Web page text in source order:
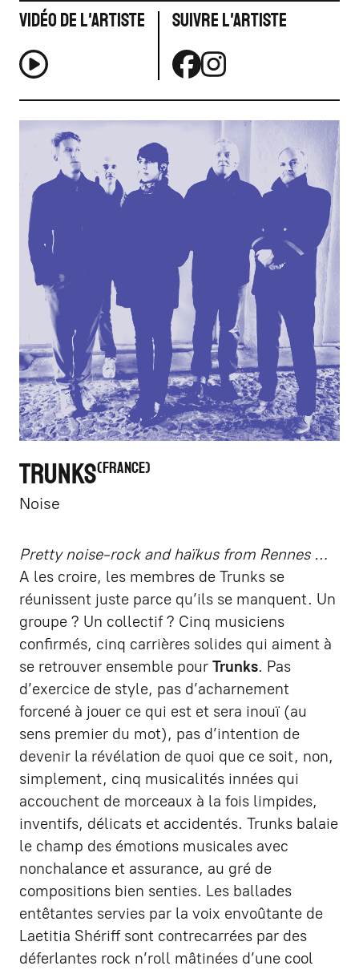
Vidéo de l'artiste Suivre l'artiste
TRUNKS FRANCE
Noise
Pretty noise-rock and haïkus from Rennes …
A les croire, les membres de Trunks se
réunissent juste parce qu’ils se manquent. Un
groupe ? Un collectif ? Cinq musiciens
confirmés, cinq carrières solides qui aiment à
se retrouver ensemble pour Trunks. Pas
d’exercice de style, pas d’acharnement
forcené à jouer ce qui est et sera inouï (au
sens premier du mot), pas d’intention de
devenir la révélation de quoi que ce soit, non,
simplement, cinq musicalités innées qui
accouchent de morceaux à la fois limpides,
inventifs, délicats et accidentés. Trunks balaie
le champ des émotions musicales avec
nonchalance et assurance, au gré de
compositions bien senties. Les ballades
entêtantes servies par la voix envoûtante de
Laetitia Shériff sont contrecarrées par des
déferlantes rock n’roll mâtinées d’une cool